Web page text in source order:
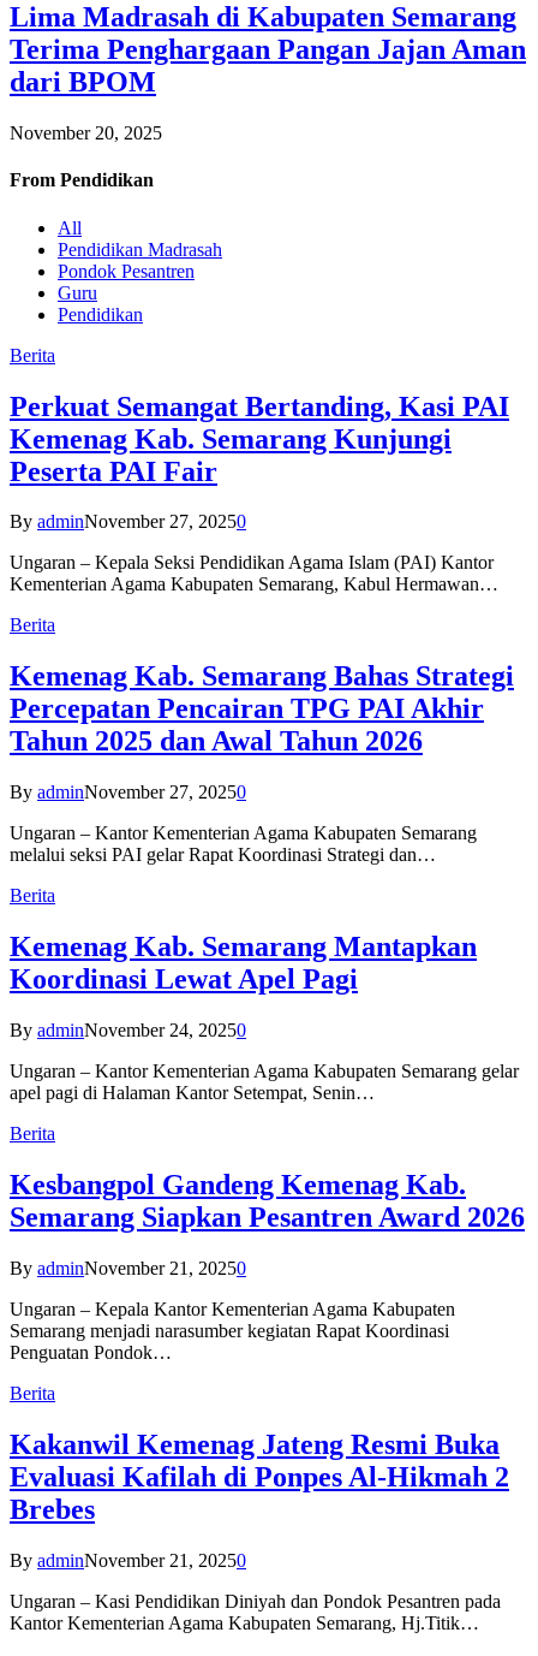
Lima Madrasah di Kabupaten Semarang
Terima Penghargaan Pangan Jajan Aman
dari BPOM
November 20, 2025
From Pendidikan
All
Pendidikan Madrasah
Pondok Pesantren
Guru
Pendidikan
Berita
Perkuat Semangat Bertanding, Kasi PAI
Kemenag Kab. Semarang Kunjungi
Peserta PAI Fair
By adminNovember 27, 20250
Ungaran – Kepala Seksi Pendidikan Agama Islam (PAI) Kantor
Kementerian Agama Kabupaten Semarang, Kabul Hermawan…
Berita
Kemenag Kab. Semarang Bahas Strategi
Percepatan Pencairan TPG PAI Akhir
Tahun 2025 dan Awal Tahun 2026
By adminNovember 27, 20250
Ungaran – Kantor Kementerian Agama Kabupaten Semarang
melalui seksi PAI gelar Rapat Koordinasi Strategi dan…
Berita
Kemenag Kab. Semarang Mantapkan
Koordinasi Lewat Apel Pagi
By adminNovember 24, 20250
Ungaran – Kantor Kementerian Agama Kabupaten Semarang gelar
apel pagi di Halaman Kantor Setempat, Senin…
Berita
Kesbangpol Gandeng Kemenag Kab.
Semarang Siapkan Pesantren Award 2026
By adminNovember 21, 20250
Ungaran – Kepala Kantor Kementerian Agama Kabupaten
Semarang menjadi narasumber kegiatan Rapat Koordinasi
Penguatan Pondok…
Berita
Kakanwil Kemenag Jateng Resmi Buka
Evaluasi Kafilah di Ponpes Al-Hikmah 2
Brebes
By adminNovember 21, 20250
Ungaran – Kasi Pendidikan Diniyah dan Pondok Pesantren pada
Kantor Kementerian Agama Kabupaten Semarang, Hj.Titik…